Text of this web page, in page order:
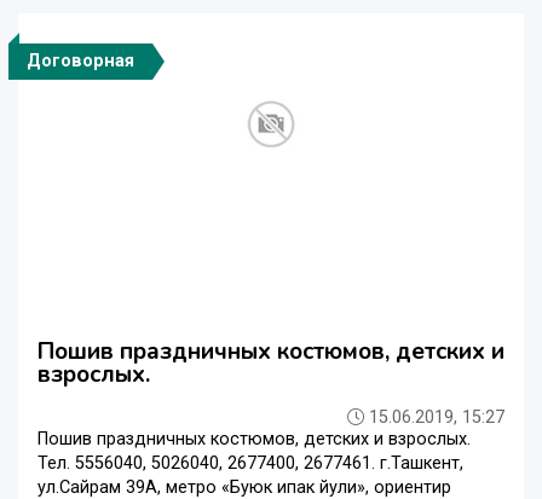
Договорная
Пошив праздничных костюмов, детских и
взрослых.
15.06.2019, 15:27
Пошив праздничных костюмов, детских и взрослых.
Тел. 5556040, 5026040, 2677400, 2677461. г.Ташкент,
ул.Сайрам 39А, метро «Буюк ипак йули», ориентир